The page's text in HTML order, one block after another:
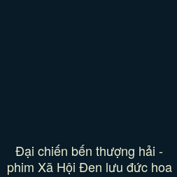
Đại chiến bến thượng hải -
phim Xã Hội Đen lưu đức hoa